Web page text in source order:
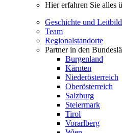
Hier erfahren Sie alles
Geschichte und Leitbild
Team
Regionalstandorte
Partner in den
Burgenland
Kärnten
Niederösterreich
Oberösterreich
Salzburg
Steiermark
Tirol
Vorarlberg